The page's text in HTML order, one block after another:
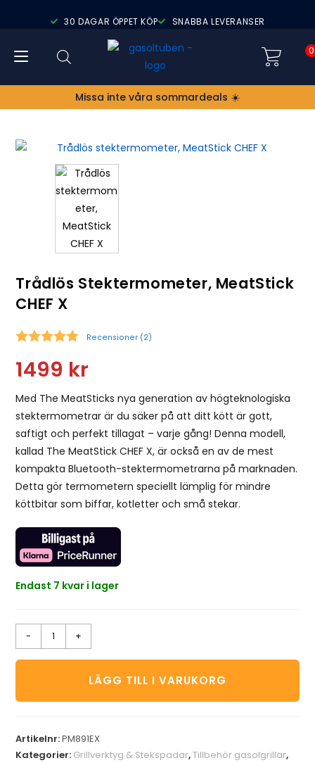
30 DAGAR ÖPPET KÖP SNABBA LEVERANSER
0
Missa inte våra sommardeals ☀️
Trådlös Stektermometer, MeatStick
CHEF X
Recensioner (2)
1499 kr
Med The MeatSticks nya generation av högteknologiska
stektermometrar är du säker på att ditt kött är gott,
saftigt och perfekt tillagat – varje gång! Denna modell,
kallad The MeatStick CHEF X, är också en av de mest
kompakta Bluetooth-stektermometrarna på marknaden.
Detta gör termometern speciellt lämplig för mindre
köttbitar som biffar, kotletter och små stekar.
Endast 7 kvar i lager
- +
LÄGG TILL I VARUKORG
Artikelnr:PM891EX
Kategorier: Grillverktyg & Stekspadar,Tillbehör gasolgrillar,